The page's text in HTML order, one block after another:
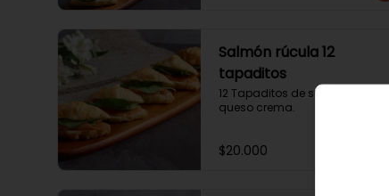
Salmón rúcula 12
tapaditos
12 Tapaditos de salmón rúcula,
queso crema.
$20.000